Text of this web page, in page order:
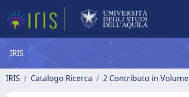
IRIS
IRIS Catalogo Ricerca 2 Contributo in Volume